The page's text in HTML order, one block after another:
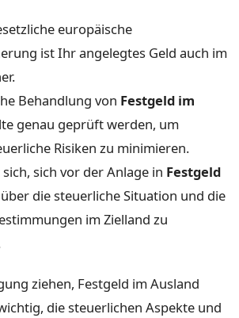
europäische
ist Ihr angelegtes Geld auch im
Behandlung von Festgeld im
genau geprüft werden, um
Risiken zu minimieren.
sich vor der Anlage in Festgeld
über die steuerliche Situation und die
im Zielland zu
ziehen, Festgeld im Ausland
die steuerlichen Aspekte und